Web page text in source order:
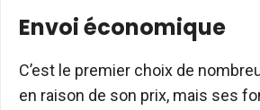
Envoi économique
C’est le premier choix de
en raison de son prix, mais ses